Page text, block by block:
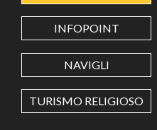
LONGITUDINE
Value in decimal degrees.
INFOPOINT
NAVIGLI
TURISMO RELIGIOSO